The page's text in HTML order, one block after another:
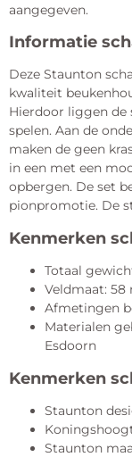
aangegeven.
Informatie
Deze Staunton
kwaliteit
Hierdoor liggen de
spelen. Aan de
maken de geen
in een met een
opbergen. De set
pionpromotie. De
Kenmerken
Totaal
Veldmaat: 58
Afmetingen
Materialen
Esdoorn
Kenmerken
Staunton
Staunton